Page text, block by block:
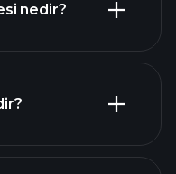
nedir?